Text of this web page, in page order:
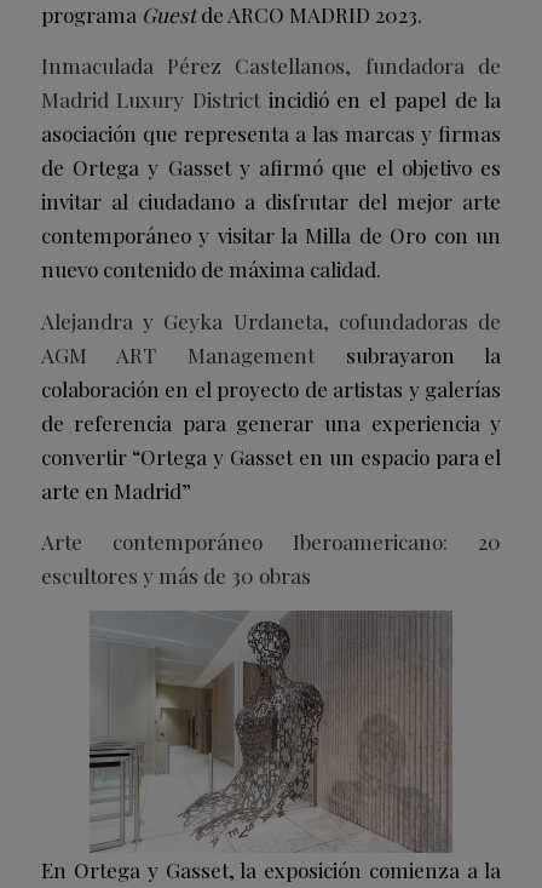
programa Guestde ARCO MADRID 2023.
Inmaculada Pérez Castellanos, fundadora de
Madrid Luxury Districtincidió en el papel de la
asociación que representa a las marcas y firmas
de Ortega y Gasset y afirmó que el objetivo es
invitar al ciudadano a disfrutar del mejor arte
contemporáneo y visitar la Milla de Oro con un
nuevo contenido de máxima calidad.
Alejandra y Geyka Urdaneta, cofundadoras de
AGM ART Managementsubrayaron la
colaboración en el proyecto de artistas y galerías
de referencia para generar una experiencia y
convertir “Ortega y Gasset en un espacio para el
arte en Madrid”
Arte contemporáneo Iberoamericano: 20
escultores y más de 30 obras
En Ortega y Gasset, la exposición comienza a la